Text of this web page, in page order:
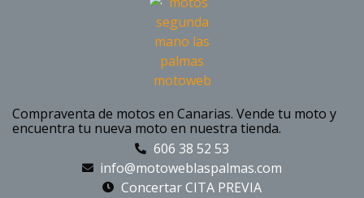
Compraventa de motos en Canarias. Vende tu moto y
encuentra tu nueva moto en nuestra tienda.
606 38 52 53
info@motoweblaspalmas.com
Concertar CITA PREVIA